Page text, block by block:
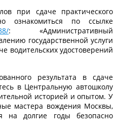
при сдаче практического
ознакомиться по ссылке
: «Административный
государственной услуги
водительских удостоверений
результата в сдаче
в Центральную автошколу
историей и опытом. У
мастера вождения Москвы,
на долгие годы безопасно